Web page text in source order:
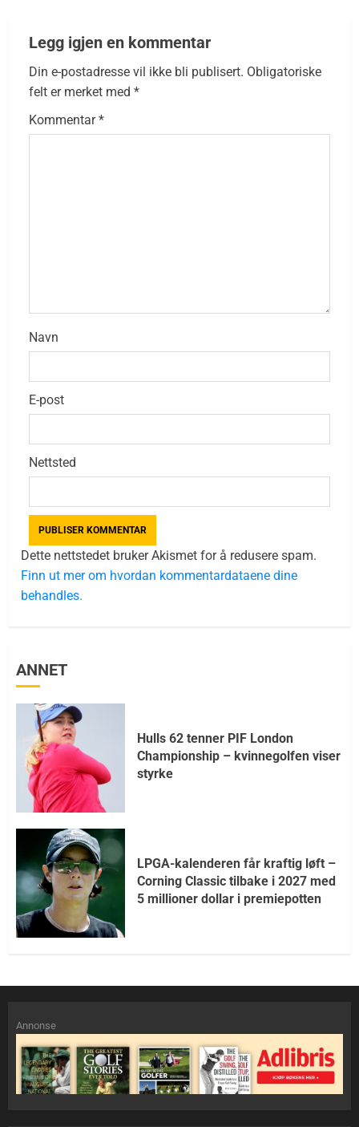
Legg igjen en kommentar
Din e-postadresse vil ikke bli publisert. Obligatoriske
felt er merket med *
Kommentar*
Navn
E-post
Nettsted
Dette nettstedet bruker Akismet for å redusere spam.
Finn ut mer om hvordan kommentardataene dine
behandles.
ANNET
Hulls 62 tenner PIF London
Championship – kvinnegolfen viser
styrke
LPGA-kalenderen får kraftig løft –
Corning Classic tilbake i 2027 med
5 millioner dollar i premiepotten
Annonse